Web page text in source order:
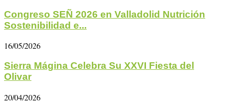
Congreso SEÑ 2026 en Valladolid Nutrición
Sostenibilidad e...
16/05/2026
Sierra Mágina Celebra Su XXVI Fiesta del
Olivar
20/04/2026